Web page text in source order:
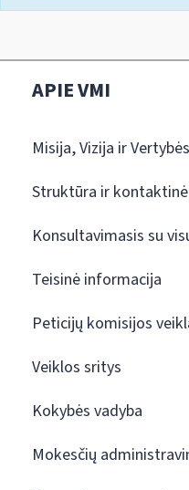
APIE VMI
Misija, Vizija ir Vertybės
Struktūra ir
Konsultavimasis su
Teisinė informacija
Peticijų komisijos
Veiklos sritys
Kokybės vadyba
Mokesčių